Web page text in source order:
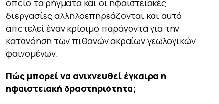
οποίο τα ρήγματα και οι ηφαιστειακές
διεργασίες αλληλοεπηρεάζονται και αυτό
αποτελεί έναν κρίσιμο παράγοντα για την
κατανόηση των πιθανών ακραίων γεωλογικών
φαινομένων.
Πώς μπορεί να ανιχνευθεί έγκαιρα η
ηφαιστειακή δραστηριότητα;